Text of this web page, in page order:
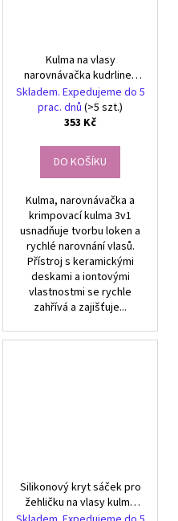
Kulma na vlasy
narovnávačka kudrlinek
3v1
Skladem. Expedujeme do 5
prac. dnů (>5 szt.)
353 Kč
DO KOŠÍKU
Kulma, narovnávačka a
krimpovací kulma 3v1
usnadňuje tvorbu loken a
rychlé narovnání vlasů.
Přístroj s keramickými
deskami a iontovými
vlastnostmi se rychle
zahřívá a zajišťuje...
Silikonový kryt sáček pro
žehličku na vlasy kulma
cestovní pouzdro